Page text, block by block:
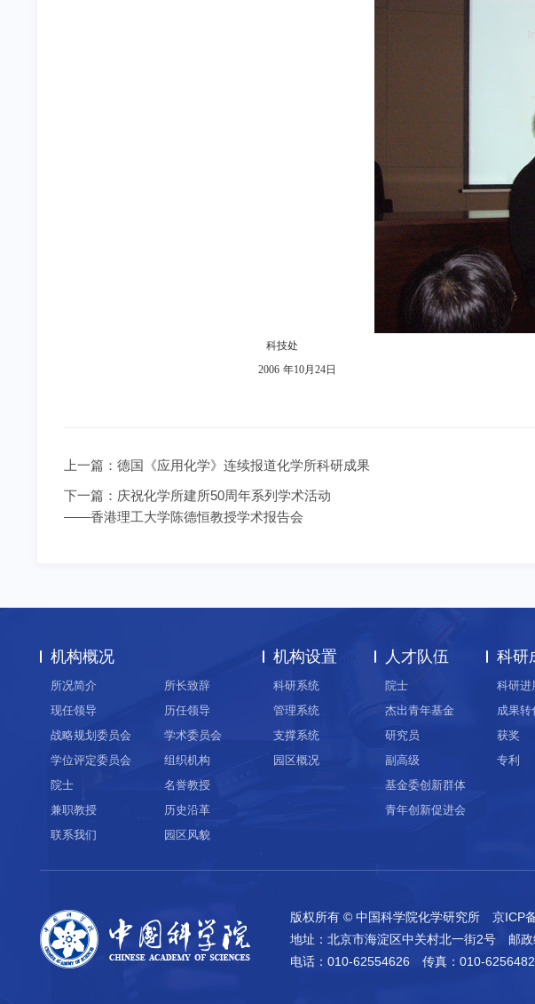
科技处
2006 年10月 24日
上一篇： 德国《应用化学》连续报道化学所科研成果
下一篇： 庆祝化学所建所50周年系列学术活动
——香港理工大学陈德恒教授学术报告会
机构概况
所况简介
所长致辞
现任领导
历任领导
战略规划委员会
学术委员会
学位评定委员会
组织机构
院士
名誉教授
兼职教授
历史沿革
联系我们
园区风貌
机构设置
科研系统
管理系统
支撑系统
园区概况
人才队伍
院士
杰出青年基金
研究员
副高级
基金委创新群体
青年创新促进会
科研
科研进
成果转
获奖
专利
版权所有 © 中国科学院化学研究所 京ICP
地址：北京市海淀区中关村北一街2号
邮
电话：010-62554626
传真：010-